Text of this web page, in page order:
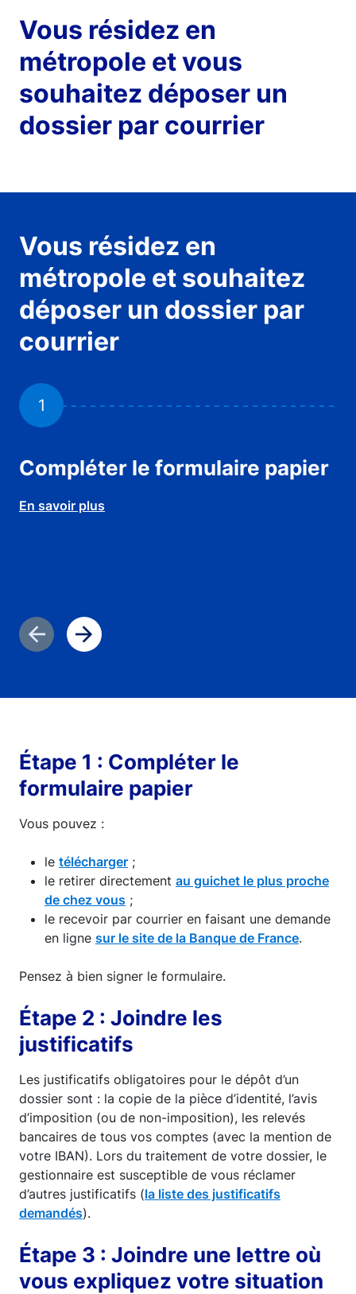
Vous résidez en
métropole et vous
souhaitez déposer un
dossier par courrier
Vous résidez en
métropole et souhaitez
déposer un dossier par
courrier
1
Compléter le formulaire papier
En savoir plus
Diapositive précédente
Diapositive suivante
Étape 1 : Compléter le
formulaire papier
Vous pouvez :
le télécharger ;
le retirer directement au guichet le plus proche
de chez vous ;
le recevoir par courrier en faisant une demande
en ligne sur le site de la Banque de France.
Pensez à bien signer le formulaire.
Étape 2 : Joindre les
justificatifs
Les justificatifs obligatoires pour le dépôt d’un
dossier sont : la copie de la pièce d’identité, l’avis
d’imposition (ou de non-imposition), les relevés
bancaires de tous vos comptes (avec la mention de
votre IBAN). Lors du traitement de votre dossier, le
gestionnaire est susceptible de vous réclamer
d’autres justificatifs (la liste des justificatifs
demandés).
Étape 3 : Joindre une lettre où
vous expliquez votre situation